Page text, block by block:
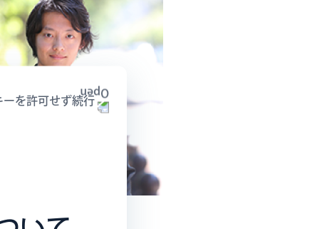
ーを許可せず続行